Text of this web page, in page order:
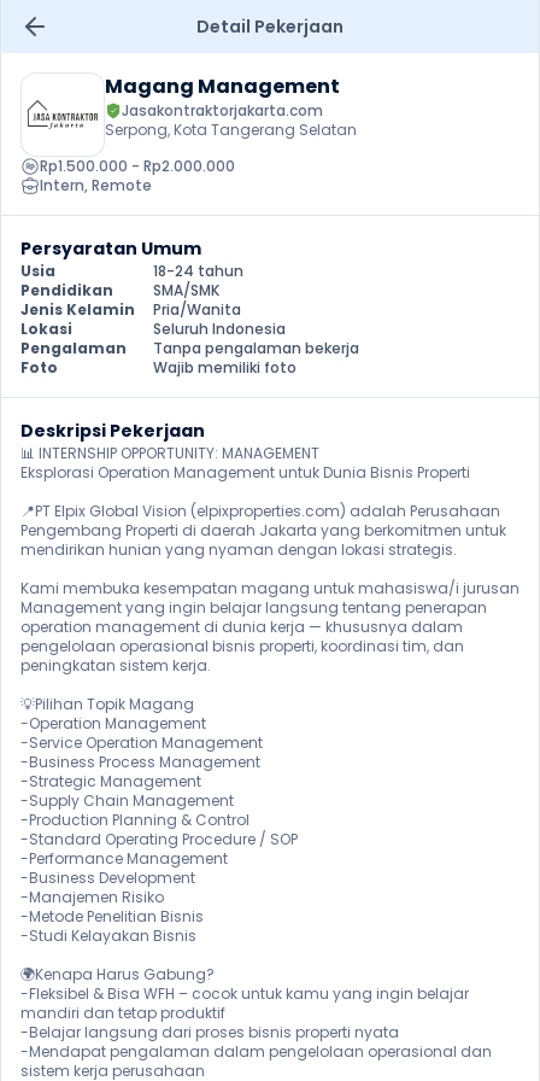
Detail Pekerjaan
Magang Management
Jasakontraktorjakarta.com
Serpong, Kota Tangerang Selatan
Rp1.500.000 - Rp2.000.000
Intern, Remote
Persyaratan Umum
Usia
18-24 tahun
Pendidikan
SMA/SMK
Jenis Kelamin
Pria/Wanita
Lokasi
Seluruh Indonesia
Pengalaman
Tanpa pengalaman bekerja
Foto
Wajib memiliki foto
Deskripsi Pekerjaan
📊 INTERNSHIP OPPORTUNITY: MANAGEMENT
Eksplorasi Operation Management untuk Dunia Bisnis Properti
📍PT Elpix Global Vision (elpixproperties.com) adalah Perusahaan
Pengembang Properti di daerah Jakarta yang berkomitmen untuk
mendirikan hunian yang nyaman dengan lokasi strategis.
Kami membuka kesempatan magang untuk mahasiswa/i jurusan
Management yang ingin belajar langsung tentang penerapan
operation management di dunia kerja — khususnya dalam
pengelolaan operasional bisnis properti, koordinasi tim, dan
peningkatan sistem kerja.
💡Pilihan Topik Magang
-Operation Management
-Service Operation Management
-Business Process Management
-Strategic Management
-Supply Chain Management
-Production Planning & Control
-Standard Operating Procedure / SOP
-Performance Management
-Business Development
-Manajemen Risiko
-Metode Penelitian Bisnis
-Studi Kelayakan Bisnis
🌍Kenapa Harus Gabung?
-Fleksibel & Bisa WFH – cocok untuk kamu yang ingin belajar
mandiri dan tetap produktif
-Belajar langsung dari proses bisnis properti nyata
-Mendapat pengalaman dalam pengelolaan operasional dan
sistem kerja perusahaan